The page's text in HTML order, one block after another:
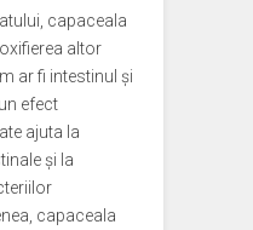
capaceala
altor
ar fi intestinul și
efect
ajuta la
și la
capaceala